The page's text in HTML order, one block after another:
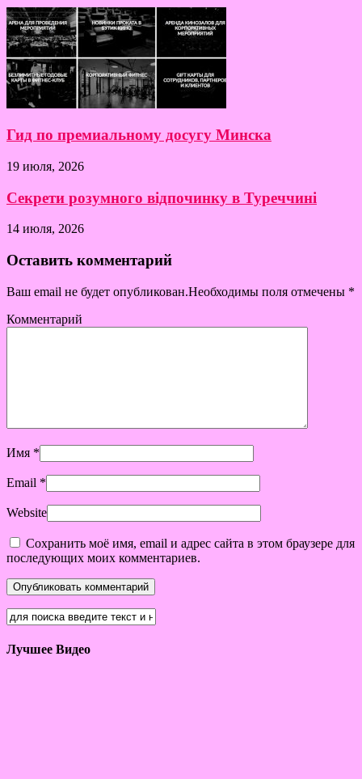
Гид по премиальному досугу Минска
19 июля, 2026
Секрети розумного відпочинку в Туреччині
14 июля, 2026
Оставить комментарий
Ваш email не будет опубликован.Необходимы поля отмечены *
Комментарий
Имя *
Email *
Website
Сохранить моё имя, email и адрес сайта в этом браузере для
последующих моих комментариев.
Лучшее Видео